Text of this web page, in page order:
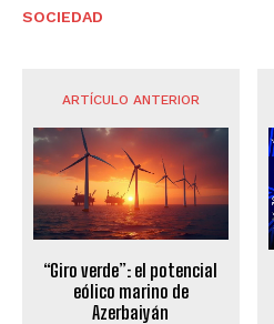
SOCIEDAD
ARTÍCULO ANTERIOR
“Giro verde”: el potencial
eólico marino de
Azerbaiyán